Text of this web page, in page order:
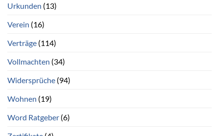
Urkunden (13)
Verein (16)
Verträge (114)
Vollmachten (34)
Widersprüche (94)
Wohnen (19)
Word Ratgeber (6)